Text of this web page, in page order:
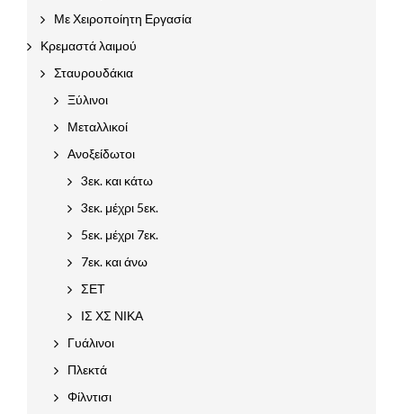
Με Χειροποίητη Εργασία
Κρεμαστά λαιμού
Σταυρουδάκια
Ξύλινοι
Μεταλλικοί
Ανοξείδωτοι
3εκ. και κάτω
3εκ. μέχρι 5εκ.
5εκ. μέχρι 7εκ.
7εκ. και άνω
ΣΕΤ
ΙΣ ΧΣ ΝΙΚΑ
Γυάλινοι
Πλεκτά
Φίλντισι